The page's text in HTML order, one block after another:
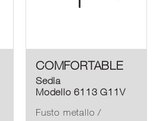
COMFORTABLE
Sedia
Modello 6113 G11V
Fusto metallo /